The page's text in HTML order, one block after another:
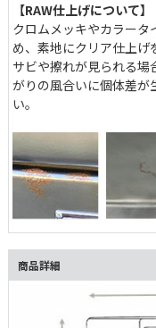
【RAW仕上げについて】
クロムメッキやカラータ
め、素地にクリア仕上げ
サビや擦れが見られる
がりの風合いに個体差が
い。
商品詳細